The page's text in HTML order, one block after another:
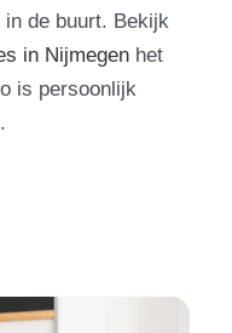
in de buurt. Bekijk
in Nijmegenhet
is persoonlijk